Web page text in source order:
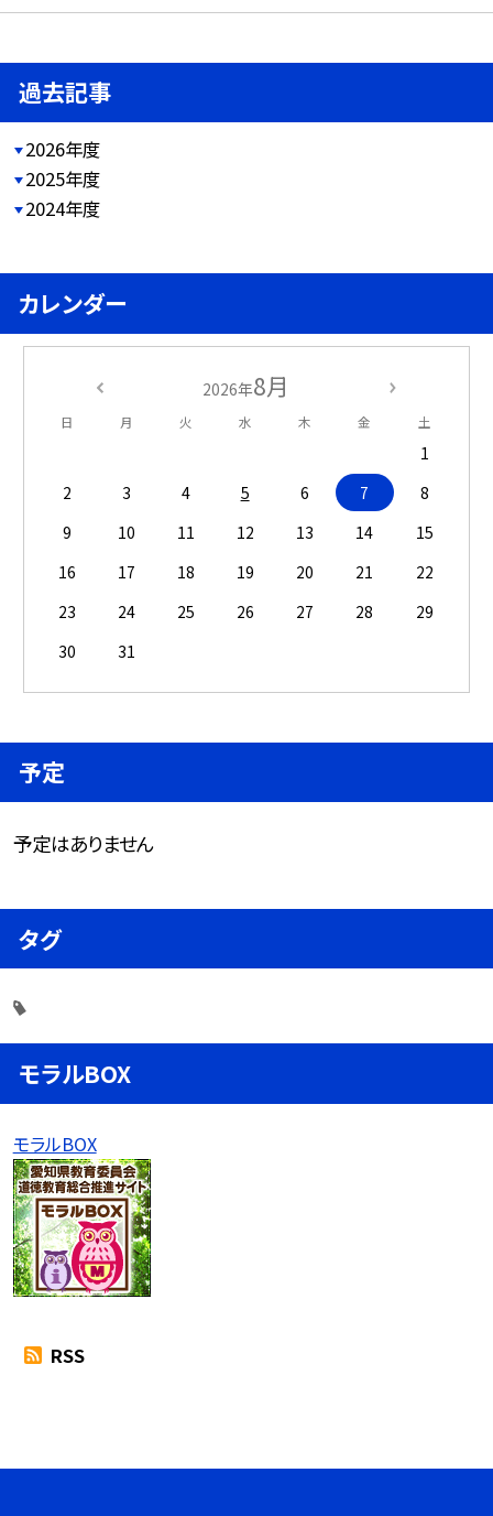
過去記事
2026年度
2025年度
2024年度
カレンダー
2026年8月
日 月 火 水 木 金 土
1
2
3 4 5 6 7
8
9
10 11 12 13 14
15
16
17 18 19 20 21
22
23
24 25 26 27 28
29
30
31
予定
予定はありません
タグ
モラルBOX
モラルBOX
RSS